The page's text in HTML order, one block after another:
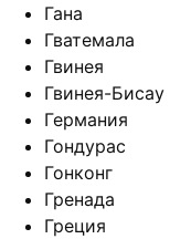
Гана
Гватемала
Гвинея
Гвинея-Бисау
Германия
Гондурас
Гонконг
Гренада
Греция